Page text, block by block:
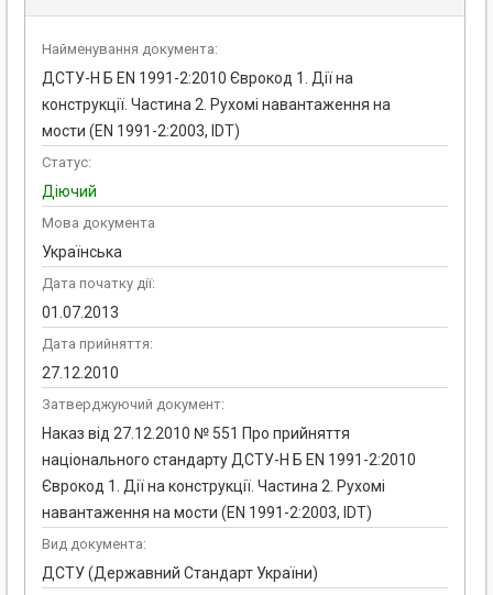
Найменування документа:
ДСТУ-Н Б EN 1991-2:2010 Єврокод 1. Дії на
конструкції. Частина 2. Рухомі навантаження на
мости (EN 1991-2:2003, IDT)
Статус:
Діючий
Мова документа
Українська
Дата початку дії:
01.07.2013
Дата прийняття:
27.12.2010
Затверджуючий документ:
Наказ від 27.12.2010 № 551 Про прийняття
національного стандарту ДСТУ-Н Б EN 1991-2:2010
Єврокод 1. Дії на конструкції. Частина 2. Рухомі
навантаження на мости (EN 1991-2:2003, IDT)
Вид документа:
ДСТУ (Державний Стандарт України)